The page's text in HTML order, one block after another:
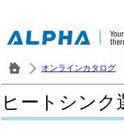
オンラインカタログ
ヒートシンク